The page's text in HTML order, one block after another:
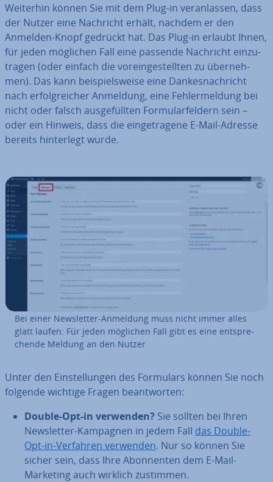
Weiterhin können Sie mit dem Plug-in ver­an­las­sen, dass
der Nutzer eine Nachricht erhält, nachdem er den
Anmelden-Knopf gedrückt hat. Das Plug-in erlaubt Ihnen,
für jeden möglichen Fall eine passende Nachricht ein­zu­
tra­gen (oder einfach die vor­ein­ge­stell­ten zu über­neh­
men). Das kann bei­spiels­wei­se eine Dan­kes­nach­richt
nach er­folg­rei­cher Anmeldung, eine Feh­ler­mel­dung bei
nicht oder falsch aus­ge­füll­ten For­mu­lar­fel­dern sein –
oder ein Hinweis, dass die ein­ge­tra­ge­ne E-Mail-Adresse
bereits hin­ter­legt wurde.
Bei einer News­let­ter-Anmeldung muss nicht immer alles
glatt laufen: Für jeden möglichen Fall gibt es eine ent­spre­
chen­de Meldung an den Nutzer
Unter den Ein­stel­lun­gen des Formulars können Sie noch
folgende wichtige Fragen be­ant­wor­ten:
Double-Opt-in verwenden? Sie sollten bei Ihren
News­let­ter-Kampagnen in jedem Fall das Double-
Opt-in-Verfahren verwenden. Nur so können Sie
sicher sein, dass Ihre Abon­nen­ten dem E-Mail-
Marketing auch wirklich zustimmen.